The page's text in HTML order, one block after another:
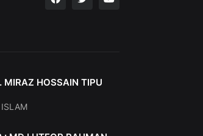
MIRAZ HOSSAIN TIPU